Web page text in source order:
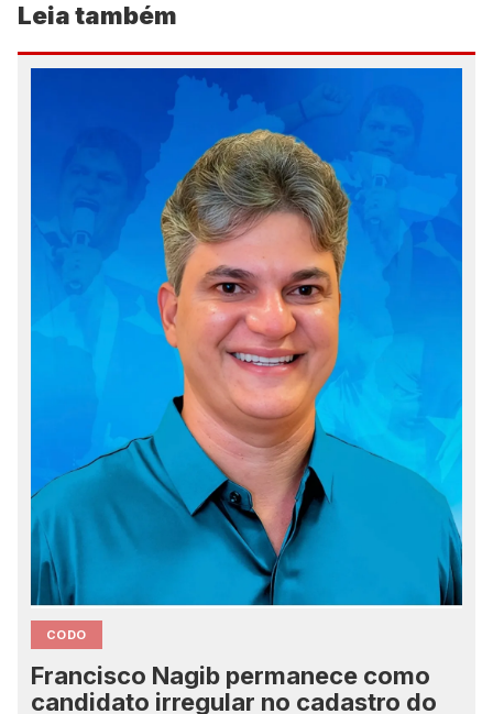
Leia também
CODO
Francisco Nagib permanece como
candidato irregular no cadastro do